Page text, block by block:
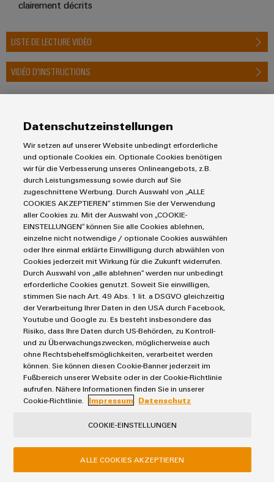
clairement décrits
LISTE DE LECTURE VIDÉO
VIDÉO D'INSTRUCTIONS
Découvrez nos produits pour vos projets
Nos produits spécialement développés sont conçus pour
répondre de manière optimale à vos besoins numériques en
matière de services et d'ingénierie. Nos services de connecteurs
de circuit imprimé vous offrent le soutien dont vous avez
besoin. Avec une combinaison de la plus haute qualité et une
personnalisation précise, nous vous offrons des solutions
parfaitement adaptées à vos besoins. Utilisez nos services de
connecteurs de circuit imprimé pour bénéficier de nos
caractéristiques électriques complètes et de nos outils avancés
pour réaliser avec succès votre prochain projet.
OMNIMATE® 4.0
OMNIMATE® 4.0
Datenschutzeinstellungen
Wir setzen auf unserer Website unbedingt erforderliche
und optionale Cookies ein. Optionale Cookies benötigen
wir für die Verbesserung unseres Onlineangebots, z.B.
durch Leistungsmessung sowie durch auf Sie
zugeschnittene Werbung. Durch Auswahl von „ALLE
COOKIES AKZEPTIEREN“ stimmen Sie der Verwendung
aller Cookies zu. Mit der Auswahl von „COOKIE-
EINSTELLUNGEN“ können Sie alle Cookies ablehnen,
einzelne nicht notwendige / optionale Cookies auswählen
oder Ihre einmal erklärte Einwilligung durch abwählen von
Cookies jederzeit mit Wirkung für die Zukunft widerrufen.
Durch Auswahl von „alle ablehnen“ werden nur unbedingt
erforderliche Cookies genutzt. Soweit Sie einwilligen,
stimmen Sie nach Art. 49 Abs. 1 lit. a DSGVO gleichzeitig
der Verarbeitung Ihrer Daten in den USA durch Facebook,
Youtube und Google zu. Es besteht insbesondere das
Risiko, dass Ihre Daten durch US-Behörden, zu Kontroll-
und zu Überwachungszwecken, möglicherweise auch
ohne Rechtsbehelfsmöglichkeiten, verarbeitet werden
können. Sie können diesen Cookie-Banner jederzeit im
Fußbereich unserer Website oder in der Cookie-Richtlinie
aufrufen. Nähere Informationen finden Sie in unserer
Cookie-Richtlinie.
Impressum Datenschutz
COOKIE-EINSTELLUNGEN
ALLE COOKIES AKZEPTIEREN